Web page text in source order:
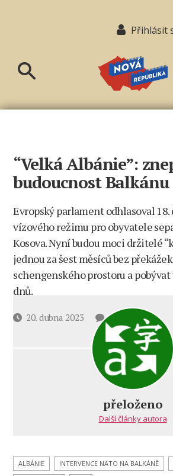
Přihlásit
“Velká Albánie”:
budoucnost Balkánu
Evropský parlament odhlasoval
vízového režimu pro obyvatele
Kosova. Nyní budou moci držitelé
jednou za šest měsíců bez
schengenského prostoru a pobývat
dnů.
Datum20. dubna 2023 7 komentářůu
textu
s
přeloženo
Další články autora
ALBÁNIE INTERVENCE NATO NA BALKÁNĚ